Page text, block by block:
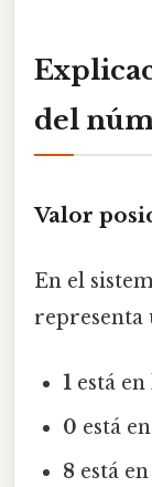
del
Valor
En el
representa
1 está
0 está
8 está